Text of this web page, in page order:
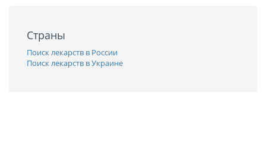
Страны
Поиск лекарств в России
Поиск лекарств в Украине